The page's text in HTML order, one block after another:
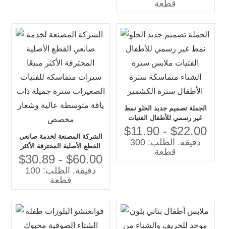
قطعة
الشركة المصنعة لخدمة صانعي
القطع الأصلية المحترفة الأكثر
مبيعًا سترات متماسكة للفتيات
الصغيرات سترة جميلة ذات ياقة
متوسطة عالية وشعار مخصص
$30.89 - $60.00
دقيقة. الطلب: 100
قطعة
الجملة تصميم جديد الحلو نمط
غير رسمي للأطفال الفتيات
ملابس سترة الشتاء متماسكة
سترة الأطفال سترة الكشمير
$11.90 - $22.00
دقيقة. الطلب: 300
قطعة